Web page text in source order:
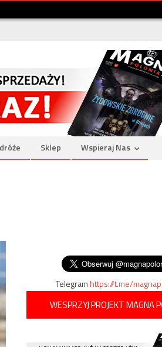
Sklep Wspieraj Nas
Telegramhttps://t.me/
WESPRZYJ PROJEKT MAGNA